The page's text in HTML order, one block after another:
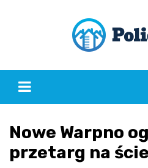
Nowe Warpno
przetarg na